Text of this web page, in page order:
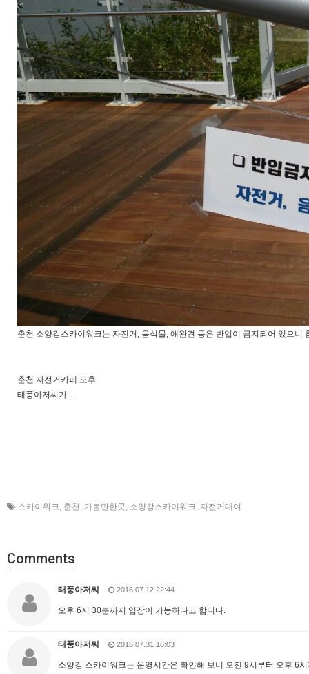
춘천 소양강스카이워크는 자전거, 음식물, 애완견 등은 반입이 금지되어 있으니
춘천 자전거카페 오후
태풍아저씨가...
스카이워크, 춘천 , 가볼만한곳, 소양강스카이워크, 자전거대여
Comments
태풍아저씨 2016.07.12 22:44
오후 6시 30분까지 입장이 가능하다고 합니다.
태풍아저씨 2016.07.31 16:03
소양강 스카이워크는 운영시간은 확인해 보니 오전 9시부터 오후 6